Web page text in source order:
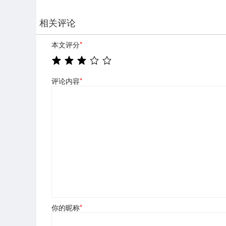
相关评论
本文评分*
评论内容*
你的昵称*